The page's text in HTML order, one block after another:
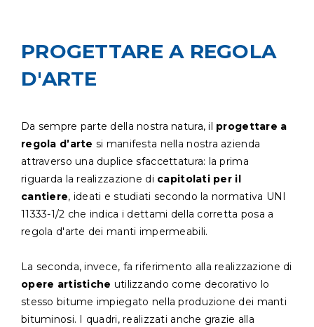
PROGETTARE A REGOLA
D'ARTE
Da sempre parte della nostra natura, il progettare a
regola d’arte si manifesta nella nostra azienda
attraverso una duplice sfaccettatura: la prima
riguarda la realizzazione di capitolati per il
cantiere, ideati e studiati secondo la normativa UNI
11333-1/2 che indica i dettami della corretta posa a
regola d'arte dei manti impermeabili.
La seconda, invece, fa riferimento alla realizzazione di
opere artistiche utilizzando come decorativo lo
stesso bitume impiegato nella produzione dei manti
bituminosi. I quadri, realizzati anche grazie alla